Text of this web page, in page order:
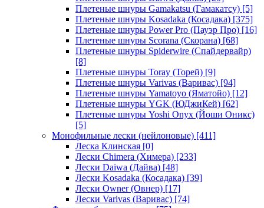
Плетеные шнуры Gamakatsu (Гамакатсу) [5]
Плетеные шнуры Kosadaka (Косадака) [375]
Плетеные шнуры Power Pro (Пауэр Про) [16]
Плетеные шнуры Scorana (Скорана) [68]
Плетеные шнуры Spiderwire (Спайдервайр)
[8]
Плетеные шнуры Toray (Торей) [9]
Плетеные шнуры Varivas (Варивас) [94]
Плетеные шнуры Yamatoyo (Яматойо) [12]
Плетеные шнуры YGK (ЮДжиКей) [62]
Плетеные шнуры Yoshi Onyx (Йоши Оникс)
[5]
Монофильные лески (нейлоновые) [411]
Леска Клинская [0]
Лески Chimera (Химера) [233]
Лески Daiwa (Дайва) [48]
Лески Kosadaka (Косадака) [39]
Лески Owner (Овнер) [17]
Лески Varivas (Варивас) [74]